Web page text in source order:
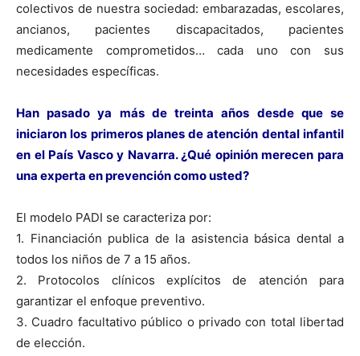
colectivos de nuestra sociedad: embarazadas, escolares,
ancianos, pacientes discapacitados, pacientes
medicamente comprometidos… cada uno con sus
necesidades específicas.
Han pasado ya más de treinta años desde que se
iniciaron los primeros planes de atención dental infantil
en el País Vasco y Navarra. ¿Qué opinión merecen para
una experta en prevención como usted?
El modelo PADI se caracteriza por:
1. Financiación publica de la asistencia básica dental a
todos los niños de 7 a 15 años.
2. Protocolos clínicos explícitos de atención para
garantizar el enfoque preventivo.
3. Cuadro facultativo público o privado con total libertad
de elección.